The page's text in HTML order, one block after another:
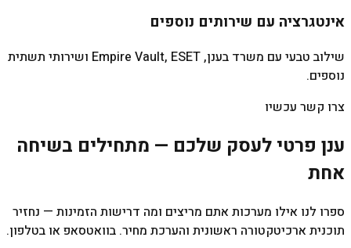
אינטגרציה עם שירותים נוספים
שילוב טבעי עם משרד בענן, Empire Vault, ESET ושירותי תשתית
נוספים.
צרו קשר עכשיו
ענן פרטי לעסק שלכם — מתחילים בשיחה
אחת
ספרו לנו אילו מערכות אתם מריצים ומה דרישות הזמינות — נחזיר
תוכנית ארכיטקטורה ראשונית והערכת מחיר. בוואטסאפ או בטלפון.